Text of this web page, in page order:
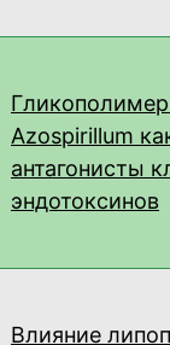
Azospirillum
антагонисты
эндотоксинов
Влияние